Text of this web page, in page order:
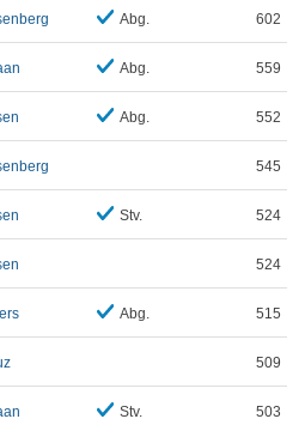
Abg. 602
Abg. 559
Abg. 552
545
Stv. 524
524
Abg. 515
509
Stv. 503